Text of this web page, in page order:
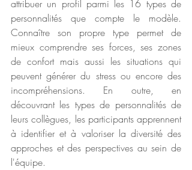
attribuer un profil parmi les 16 types de
personnalités que compte le modèle.
Connaître son propre type permet de
mieux comprendre ses forces, ses zones
de confort mais aussi les situations qui
peuvent générer du stress ou encore des
incompréhensions. En outre, en
découvrant les types de personnalités de
leurs collègues, les participants apprennent
à identifier et à valoriser la diversité des
approches et des perspectives au sein de
l'équipe.